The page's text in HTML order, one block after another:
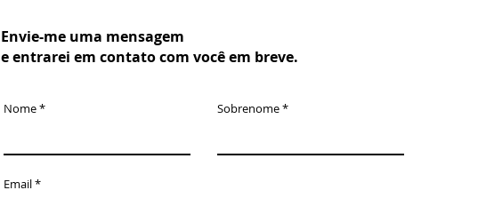
Envie-me uma mensagem
e entrarei em contato com você em breve.
Nome Sobrenome
Email